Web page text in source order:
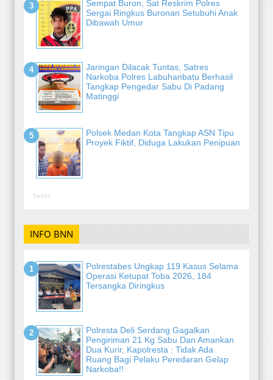
Sempat Buron, Sat Reskrim Polres
Sergai Ringkus Buronan Setubuhi Anak
Dibawah Umur
Jaringan Dilacak Tuntas, Satres
Narkoba Polres Labuhanbatu Berhasil
Tangkap Pengedar Sabu Di Padang
Matinggi
Polsek Medan Kota Tangkap ASN Tipu
Proyek Fiktif, Diduga Lakukan Penipuan
Terkini
INFO BNN
Polrestabes Ungkap 119 Kasus Selama
Operasi Ketupat Toba 2026, 184
Tersangka Diringkus
Polresta Deli Serdang Gagalkan
Pengiriman 21 Kg Sabu Dan Amankan
Dua Kurir, Kapolresta : Tidak Ada
Ruang Bagi Pelaku Peredaran Gelap
Narkoba!!